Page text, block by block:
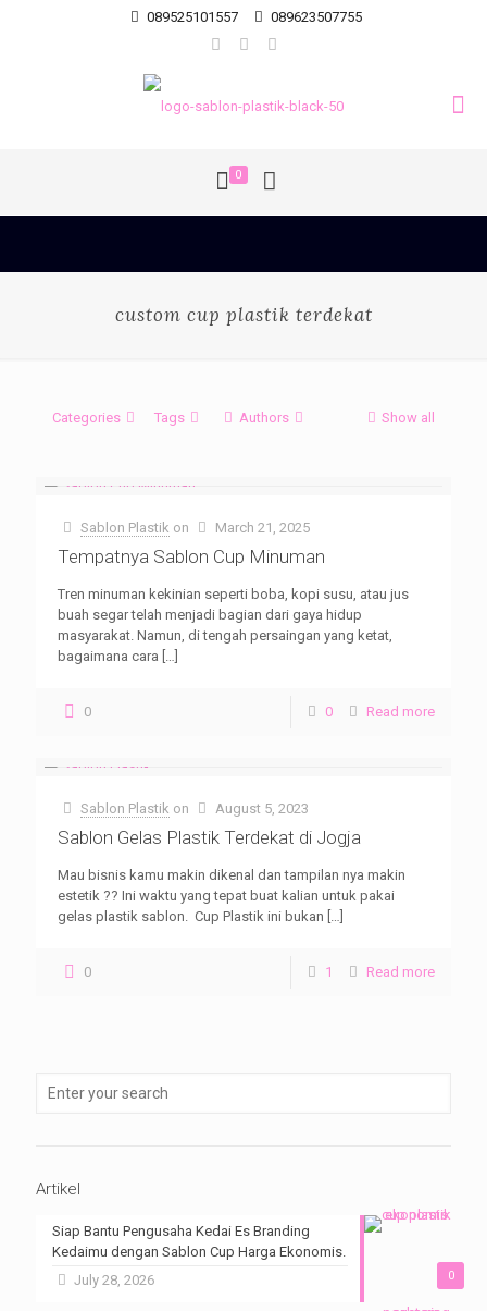
089525101557 089623507755
0
custom cup plastik terdekat
Categories Tags Authors Show all
Sablon Plastik on March 21, 2025
Tempatnya Sablon Cup Minuman
Tren minuman kekinian seperti boba, kopi susu, atau jus
buah segar telah menjadi bagian dari gaya hidup
masyarakat. Namun, di tengah persaingan yang ketat,
bagaimana cara […]
0 0 Read more
Sablon Plastik on August 5, 2023
Sablon Gelas Plastik Terdekat di Jogja
Mau bisnis kamu makin dikenal dan tampilan nya makin
estetik ?? Ini waktu yang tepat buat kalian untuk pakai
gelas plastik sablon. Cup Plastik ini bukan […]
0 1 Read more
Artikel
0
Siap Bantu Pengusaha Kedai Es Branding
Kedaimu dengan Sablon Cup Harga Ekonomis.
July 28, 2026